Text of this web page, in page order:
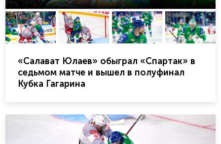
«Салават Юлаев» обыграл «Спартак» в
седьмом матче и вышел в полуфинал
Кубка Гагарина